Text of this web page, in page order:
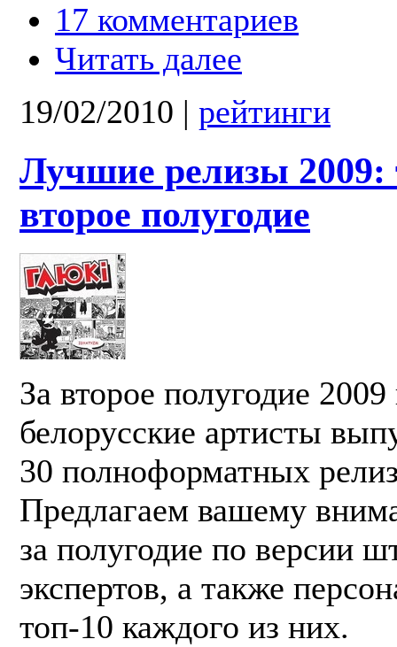
17 комментариев
Читать далее
19/02/2010 | рейтинги
Лучшие релизы 2009:
второе полугодие
За второе полугодие 2009
белорусские артисты
30 полноформатных
Предлагаем вашему
за полугодие по версии
экспертов, а также
топ-10 каждого из них.